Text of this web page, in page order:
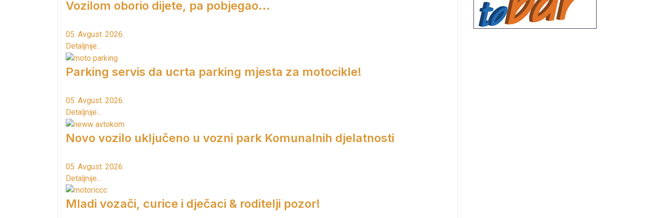
Vozilom oborio dijete, pa pobjegao...
05. Avgust. 2026.
Detaljnije...
Parking servis da ucrta parking mjesta za motocikle!
05. Avgust. 2026.
Detaljnije...
Novo vozilo uključeno u vozni park Komunalnih djelatnosti
05. Avgust. 2026.
Detaljnije...
Mladi vozači, curice i dječaci & roditelji pozor!